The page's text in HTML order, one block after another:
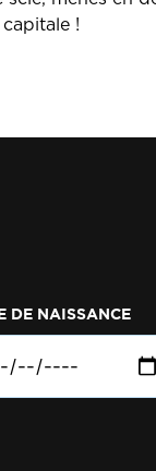
!
DE NAISSANCE